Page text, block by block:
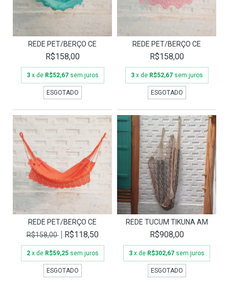
REDE PET/BERÇO CE
R$158,00
3 x de R$52,67 sem juros
ESGOTADO
REDE PET/BERÇO CE
R$158,00
3 x de R$52,67 sem juros
ESGOTADO
REDE PET/BERÇO CE
R$158,00
R$118,50
2 x de R$59,25 sem juros
ESGOTADO
REDE TUCUM TIKUNA AM
R$908,00
3 x de R$302,67 sem juros
ESGOTADO